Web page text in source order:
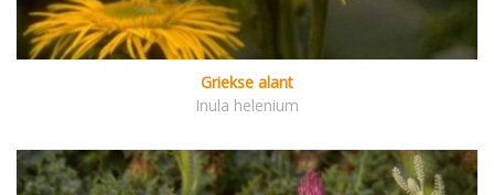
Griekse alant
Inula helenium